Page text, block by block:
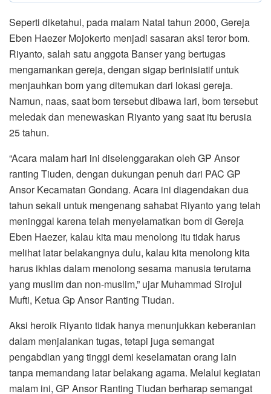
Seperti diketahui, pada malam Natal tahun 2000, Gereja
Eben Haezer Mojokerto menjadi sasaran aksi teror bom.
Riyanto, salah satu anggota Banser yang bertugas
mengamankan gereja, dengan sigap berinisiatif untuk
menjauhkan bom yang ditemukan dari lokasi gereja.
Namun, naas, saat bom tersebut dibawa lari, bom tersebut
meledak dan menewaskan Riyanto yang saat itu berusia
25 tahun.
“Acara malam hari ini diselenggarakan oleh GP Ansor
ranting Tiuden, dengan dukungan penuh dari PAC GP
Ansor Kecamatan Gondang. Acara ini diagendakan dua
tahun sekali untuk mengenang sahabat Riyanto yang telah
meninggal karena telah menyelamatkan bom di Gereja
Eben Haezer, kalau kita mau menolong itu tidak harus
melihat latar belakangnya dulu, kalau kita menolong kita
harus ikhlas dalam menolong sesama manusia terutama
yang muslim dan non-muslim,” ujar Muhammad Sirojul
Mufti, Ketua Gp Ansor Ranting Tiudan.
Aksi heroik Riyanto tidak hanya menunjukkan keberanian
dalam menjalankan tugas, tetapi juga semangat
pengabdian yang tinggi demi keselamatan orang lain
tanpa memandang latar belakang agama. Melalui kegiatan
malam ini, GP Ansor Ranting Tiudan berharap semangat